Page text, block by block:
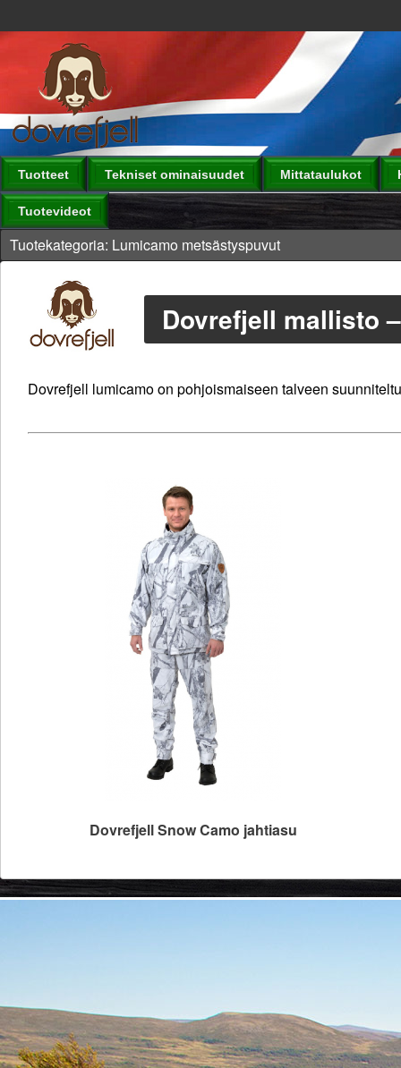
Tuotteet Tekniset ominaisuudet Mittataulukot
Tuotevideot
Tuotekategoria: Lumicamo metsästyspuvut
Dovrefjell mallisto
Dovrefjell lumicamo on pohjoismaiseen talveen
Dovrefjell Snow Camo jahtiasu